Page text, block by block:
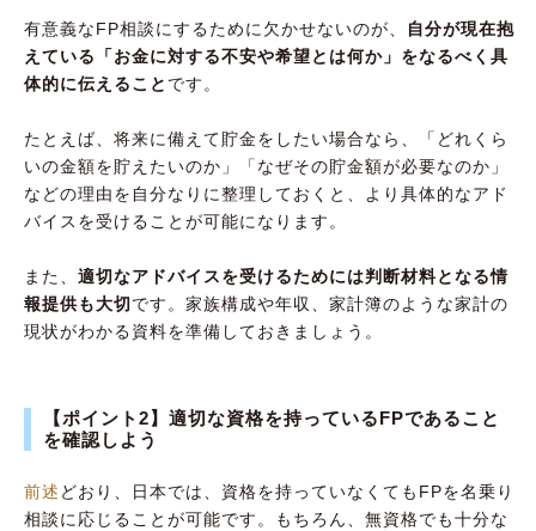
有意義なFP相談にするために欠かせないのが、
自分が現在抱
えている「お金に対する不安や希望とは何か」をなるべく具
体的に伝えること です。
たとえば、将来に備えて貯金をしたい場合なら、「どれくら
いの金額を貯えたいのか」「なぜその貯金額が必要なのか」
などの理由を自分なりに整理しておくと、より具体的なアド
バイスを受けることが可能になります。
また、 適切なアドバイスを受けるためには判断材料となる情
報提供も大切です。家族構成や年収、家計簿のような家計の
現状がわかる資料を準備しておきましょう。
【ポイント2】適切な資格を持っているFPであること
を確認しよう
前述 どおり、日本では、資格を持っていなくてもFPを名乗り
相談に応じることが可能です。もちろん、無資格でも十分な